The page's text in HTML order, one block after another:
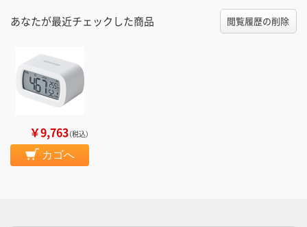
あなたが最近チェックした商品 閲覧履歴の削除
￥9,763（税込）
カゴへ